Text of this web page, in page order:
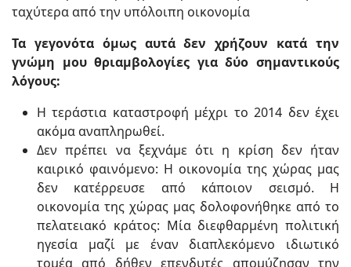
ταχύτερα από την υπόλοιπη οικονομία
Τα γεγονότα όμως αυτά δεν χρήζουν κατά την
γνώμη μου θριαμβολογίες για δύο σημαντικούς
λόγους:
Η τεράστια καταστροφή μέχρι το 2014 δεν έχει
ακόμα αναπληρωθεί.
Δεν πρέπει να ξεχνάμε ότι η κρίση δεν ήταν
καιρικό φαινόμενο: Η οικονομία της χώρας μας
δεν κατέρρευσε από κάποιον σεισμό. Η
οικονομία της χώρας μας δολοφονήθηκε από το
πελατειακό κράτος: Μία διεφθαρμένη πολιτική
ηγεσία μαζί με έναν διαπλεκόμενο ιδιωτικό
τομέα από δήθεν επενδυτές απομύζησαν την